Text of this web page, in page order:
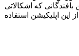
که اشکالاتی
اپلیکیشن استفاده